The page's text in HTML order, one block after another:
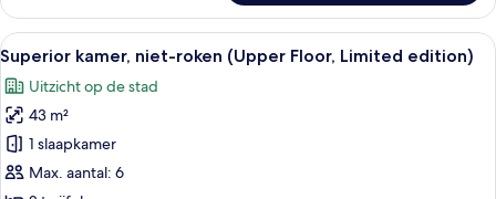
laden
kamer,
niet-
roken,
uitzicht
op
baai
(Upper
Floor)
Alle
foto's
voor
Superior
kamer,
niet-
Een hotelkamer met twee bedden,
7
Superior kamer, niet-roken (Upper Floor, Limited edition)
Uitzicht op de stad
43 m²
1 slaapkamer
Max. aantal: 6